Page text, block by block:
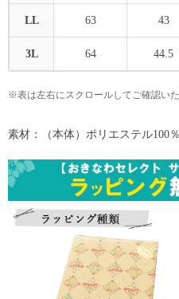
LL 63 43
3L 64 44.5
※表は左右にスクロールしてご確認いた
素材：（本体）ポリエステル